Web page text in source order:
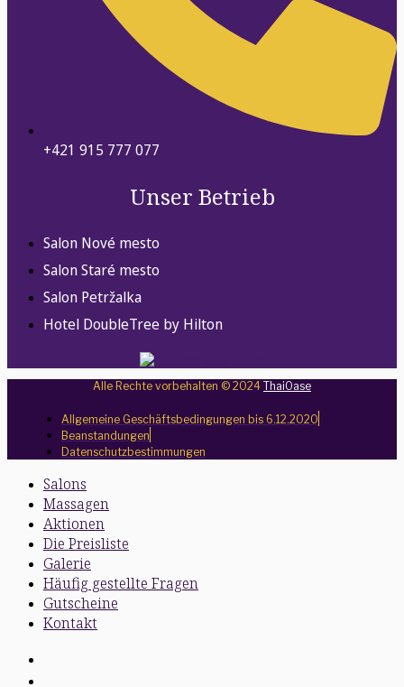
+421 915 777 077
Unser Betrieb
Salon Nové mesto
Salon Staré mesto
Salon Petržalka
Hotel DoubleTree by Hilton
Alle Rechte vorbehalten © 2024 ThaiOase
Allgemeine Geschäftsbedingungen bis 6.12.2020
Beanstandungen
Datenschutzbestimmungen
Salons
Massagen
Aktionen
Die Preisliste
Galerie
Häufig gestellte Fragen
Gutscheine
Kontakt